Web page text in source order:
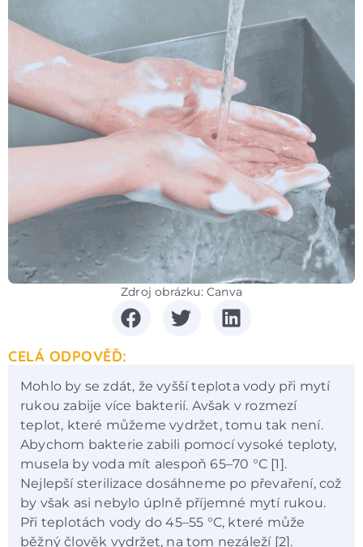
Zdroj obrázku: Canva
CELÁ ODPOVĚĎ:
Mohlo by se zdát, že vyšší teplota vody při mytí
rukou zabije více bakterií. Avšak v rozmezí
teplot, které můžeme vydržet, tomu tak není.
Abychom bakterie zabili pomocí vysoké teploty,
musela by voda mít alespoň 65–70 °C [1].
Nejlepší sterilizace dosáhneme po převaření, což
by však asi nebylo úplně příjemné mytí rukou.
Při teplotách vody do 45–55 °C, které může
běžný člověk vydržet, na tom nezáleží [2].